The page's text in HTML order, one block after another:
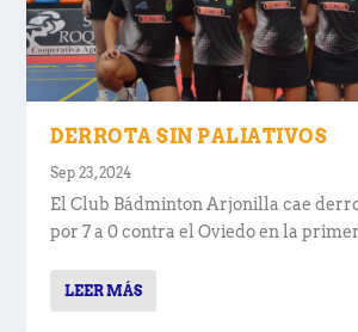
DERROTA SIN PALIATIVOS
Sep 23, 2024
El Club Bádminton Arjonilla cae
por 7 a 0 contra el Oviedo en la
LEER MÁS